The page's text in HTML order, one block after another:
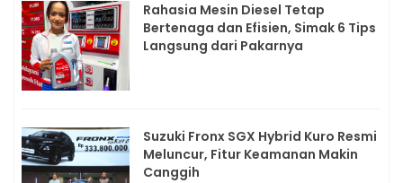
Rahasia Mesin Diesel Tetap
Bertenaga dan Efisien, Simak 6 Tips
Langsung dari Pakarnya
Suzuki Fronx SGX Hybrid Kuro Resmi
Meluncur, Fitur Keamanan Makin
Canggih